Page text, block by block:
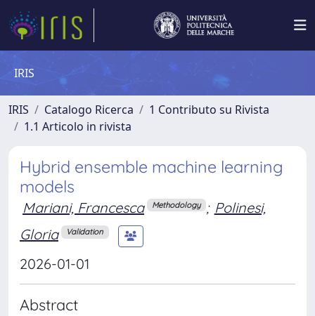
IRIS
IRIS Catalogo Ricerca
1 Contributo su Rivista
1.1 Articolo in rivista
Hybrid ensemble machine learning
models
Mariani, Francesca Methodology ; Polinesi,
Gloria
Validation
2026-01-01
Abstract